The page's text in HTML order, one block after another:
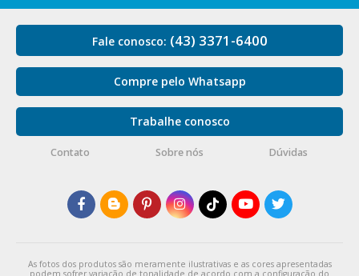
Fale conosco: (43) 3371-6400
Compre pelo Whatsapp
Trabalhe conosco
Contato Sobre nós Dúvidas
As fotos dos produtos são meramente ilustrativas e as cores apresentadas
podem sofrer variação de tonalidade de acordo com a configuração do